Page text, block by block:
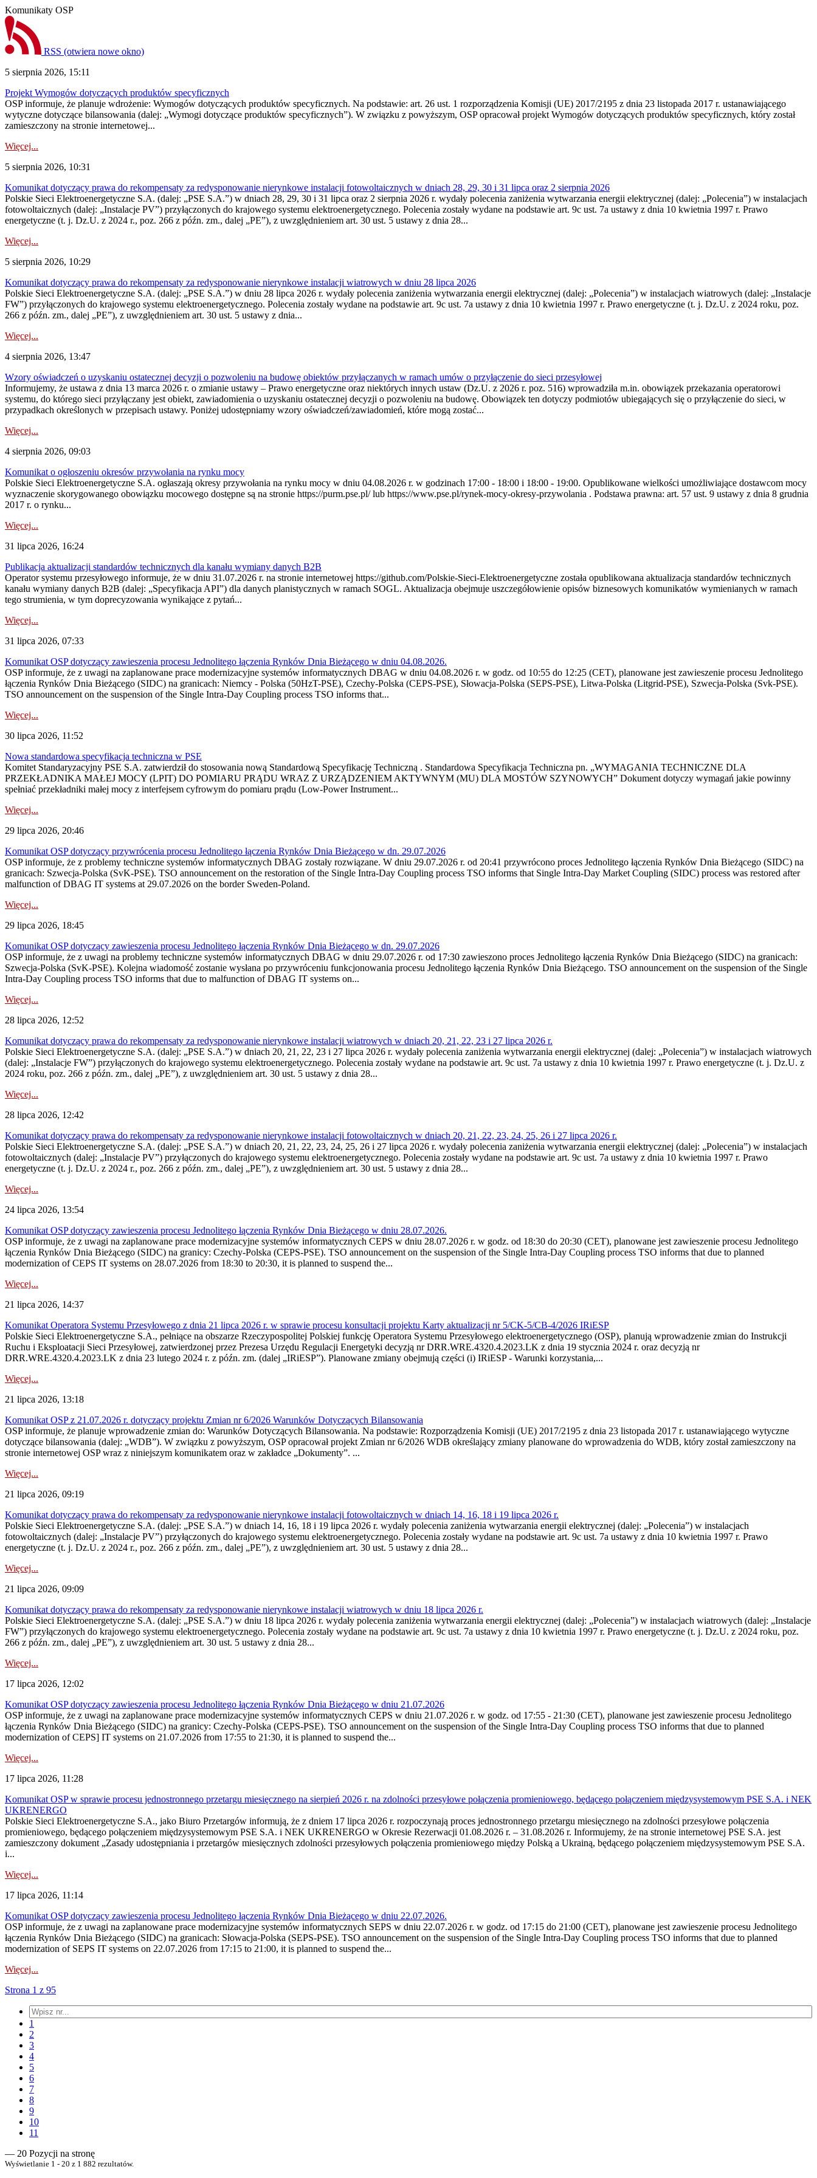
Komunikaty OSP
RSS (otwiera nowe okno)
5 sierpnia 2026, 15:11
Projekt Wymogów dotyczących produktów specyficznych
OSP informuje, że planuje wdrożenie: Wymogów dotyczących produktów specyficznych. Na podstawie: art. 26 ust. 1 rozporządzenia Komisji (UE) 2017/2195 z dnia 23‍ listopada 2017 r. ustanawiającego
wytyczne dotyczące bilansowania (dalej: „Wymogi dotyczące produktów specyficznych”). W związku z powyższym, OSP opracował projekt Wymogów dotyczących produktów specyficznych, który został
zamieszczony na stronie internetowej...
Więcej...
5 sierpnia 2026, 10:31
Komunikat dotyczący prawa do rekompensaty za redysponowanie nierynkowe instalacji fotowoltaicznych w dniach 28, 29, 30 i 31 lipca oraz 2 sierpnia 2026
Polskie Sieci Elektroenergetyczne S.A. (dalej: „PSE S.A.”) w dniach 28, 29, 30 i 31 lipca oraz 2 sierpnia 2026 r. wydały polecenia zaniżenia wytwarzania energii elektrycznej (dalej: „Polecenia”) w instalacjach
fotowoltaicznych (dalej: „Instalacje PV”) przyłączonych do krajowego systemu elektroenergetycznego. Polecenia zostały wydane na podstawie art. 9c ust. 7a ustawy z dnia 10 kwietnia 1997 r. Prawo
energetyczne (t. j. Dz.U. z 2024 r., poz. 266 z późn. zm., dalej „PE”), z uwzględnieniem art. 30 ust. 5 ustawy z dnia 28...
Więcej...
5 sierpnia 2026, 10:29
Komunikat dotyczący prawa do rekompensaty za redysponowanie nierynkowe instalacji wiatrowych w dniu 28 lipca 2026
Polskie Sieci Elektroenergetyczne S.A. (dalej: „PSE S.A.”) w dniu 28 lipca 2026 r. wydały polecenia zaniżenia wytwarzania energii elektrycznej (dalej: „Polecenia”) w instalacjach wiatrowych (dalej: „Instalacje
FW”) przyłączonych do krajowego systemu elektroenergetycznego. Polecenia zostały wydane na podstawie art. 9c ust. 7a ustawy z dnia 10 kwietnia 1997 r. Prawo energetyczne (t. j. Dz.U. z 2024 roku, poz.
266 z późn. zm., dalej „PE”), z uwzględnieniem art. 30 ust. 5 ustawy z dnia...
Więcej...
4 sierpnia 2026, 13:47
Wzory oświadczeń o uzyskaniu ostatecznej decyzji o pozwoleniu na budowę obiektów przyłączanych w ramach umów o przyłączenie do sieci przesyłowej
Informujemy, że ustawa z dnia 13 marca 2026 r. o zmianie ustawy – Prawo energetyczne oraz niektórych innych ustaw (Dz.U. z 2026 r. poz. 516) wprowadziła m.in. obowiązek przekazania operatorowi
systemu, do którego sieci przyłączany jest obiekt, zawiadomienia o uzyskaniu ostatecznej decyzji o pozwoleniu na budowę. Obowiązek ten dotyczy podmiotów ubiegających się o przyłączenie do sieci, w
przypadkach określonych w przepisach ustawy. Poniżej udostępniamy wzory oświadczeń/zawiadomień, które mogą zostać...
Więcej...
4 sierpnia 2026, 09:03
Komunikat o ogłoszeniu okresów przywołania na rynku mocy
Polskie Sieci Elektroenergetyczne S.A. ogłaszają okresy przywołania na rynku mocy w dniu 04.08.2026 r. w godzinach 17:00 - 18:00 i 18:00 - 19:00. Opublikowane wielkości umożliwiające dostawcom mocy
wyznaczenie skorygowanego obowiązku mocowego dostępne są na stronie https://purm.pse.pl/ lub https://www.pse.pl/rynek-mocy-okresy-przywolania . Podstawa prawna: art. 57 ust. 9 ustawy z dnia 8 grudnia
2017 r. o rynku...
Więcej...
31 lipca 2026, 16:24
Publikacja aktualizacji standardów technicznych dla kanału wymiany danych B2B
Operator systemu przesyłowego informuje, że w dniu 31.07.2026 r. na stronie internetowej https://github.com/Polskie-Sieci-Elektroenergetyczne została opublikowana aktualizacja standardów technicznych
kanału wymiany danych B2B (dalej: „Specyfikacja API”) dla danych planistycznych w ramach SOGL. Aktualizacja obejmuje uszczegółowienie opisów biznesowych komunikatów wymienianych w ramach
tego strumienia, w tym doprecyzowania wynikające z pytań...
Więcej...
31 lipca 2026, 07:33
Komunikat OSP dotyczący zawieszenia procesu Jednolitego łączenia Rynków Dnia Bieżącego w dniu 04.08.2026.
OSP informuje, że z uwagi na zaplanowane prace modernizacyjne systemów informatycznych DBAG w dniu 04.08.2026 r. w godz. od 10:55 do 12:25 (CET), planowane jest zawieszenie procesu Jednolitego
łączenia Rynków Dnia Bieżącego (SIDC) na granicach: Niemcy - Polska (50HzT-PSE), Czechy-Polska (CEPS-PSE), Słowacja-Polska (SEPS-PSE), Litwa-Polska (Litgrid-PSE), Szwecja-Polska (Svk-PSE).
TSO announcement on the suspension of the Single Intra-Day Coupling process TSO informs that...
Więcej...
30 lipca 2026, 11:52
Nowa standardowa specyfikacja techniczna w PSE
Komitet Standaryzacyjny PSE S.A. zatwierdził do stosowania nową Standardową Specyfikację Techniczną . Standardowa Specyfikacja Techniczna pn. „WYMAGANIA TECHNICZNE DLA
PRZEKŁADNIKA MAŁEJ MOCY (LPIT) DO POMIARU PRĄDU WRAZ Z URZĄDZENIEM AKTYWNYM (MU) DLA MOSTÓW SZYNOWYCH” Dokument dotyczy wymagań jakie powinny
spełniać przekładniki małej mocy z interfejsem cyfrowym do pomiaru prądu (Low-Power Instrument...
Więcej...
29 lipca 2026, 20:46
Komunikat OSP dotyczący przywrócenia procesu Jednolitego łączenia Rynków Dnia Bieżącego w dn. 29.07.2026
OSP informuje, że z problemy techniczne systemów informatycznych DBAG zostały rozwiązane. W dniu 29.07.2026 r. od 20:41 przywrócono proces Jednolitego łączenia Rynków Dnia Bieżącego (SIDC) na
granicach: Szwecja-Polska (SvK-PSE). TSO announcement on the restoration of the Single Intra-Day Coupling process TSO informs that Single Intra-Day Market Coupling (SIDC) process was restored after
malfunction of DBAG IT systems at 29.07.2026 on the border Sweden-Poland.
Więcej...
29 lipca 2026, 18:45
Komunikat OSP dotyczący zawieszenia procesu Jednolitego łączenia Rynków Dnia Bieżącego w dn. 29.07.2026
OSP informuje, że z uwagi na problemy techniczne systemów informatycznych DBAG w dniu 29.07.2026 r. od 17:30 zawieszono proces Jednolitego łączenia Rynków Dnia Bieżącego (SIDC) na granicach:
Szwecja-Polska (SvK-PSE). Kolejna wiadomość zostanie wysłana po przywróceniu funkcjonowania procesu Jednolitego łączenia Rynków Dnia Bieżącego. TSO announcement on the suspension of the Single
Intra-Day Coupling process TSO informs that due to malfunction of DBAG IT systems on...
Więcej...
28 lipca 2026, 12:52
Komunikat dotyczący prawa do rekompensaty za redysponowanie nierynkowe instalacji wiatrowych w dniach 20, 21, 22, 23 i 27 lipca 2026 r.
Polskie Sieci Elektroenergetyczne S.A. (dalej: „PSE S.A.”) w dniach 20, 21, 22, 23 i 27 lipca 2026 r. wydały polecenia zaniżenia wytwarzania energii elektrycznej (dalej: „Polecenia”) w instalacjach wiatrowych
(dalej: „Instalacje FW”) przyłączonych do krajowego systemu elektroenergetycznego. Polecenia zostały wydane na podstawie art. 9c ust. 7a ustawy z dnia 10 kwietnia 1997 r. Prawo energetyczne (t. j. Dz.U. z
2024 roku, poz. 266 z późn. zm., dalej „PE”), z uwzględnieniem art. 30 ust. 5 ustawy z dnia 28...
Więcej...
28 lipca 2026, 12:42
Komunikat dotyczący prawa do rekompensaty za redysponowanie nierynkowe instalacji fotowoltaicznych w dniach 20, 21, 22, 23, 24, 25, 26 i 27 lipca 2026 r.
Polskie Sieci Elektroenergetyczne S.A. (dalej: „PSE S.A.”) w dniach 20, 21, 22, 23, 24, 25, 26 i 27 lipca 2026 r. wydały polecenia zaniżenia wytwarzania energii elektrycznej (dalej: „Polecenia”) w instalacjach
fotowoltaicznych (dalej: „Instalacje PV”) przyłączonych do krajowego systemu elektroenergetycznego. Polecenia zostały wydane na podstawie art. 9c ust. 7a ustawy z dnia 10 kwietnia 1997 r. Prawo
energetyczne (t. j. Dz.U. z 2024 r., poz. 266 z późn. zm., dalej „PE”), z uwzględnieniem art. 30 ust. 5 ustawy z dnia 28...
Więcej...
24 lipca 2026, 13:54
Komunikat OSP dotyczący zawieszenia procesu Jednolitego łączenia Rynków Dnia Bieżącego w dniu 28.07.2026.
OSP informuje, że z uwagi na zaplanowane prace modernizacyjne systemów informatycznych CEPS w dniu 28.07.2026 r. w godz. od 18:30 do 20:30 (CET), planowane jest zawieszenie procesu Jednolitego
łączenia Rynków Dnia Bieżącego (SIDC) na granicy: Czechy-Polska (CEPS-PSE). TSO announcement on the suspension of the Single Intra-Day Coupling process TSO informs that due to planned
modernization of CEPS IT systems on 28.07.2026 from 18:30 to 20:30, it is planned to suspend the...
Więcej...
21 lipca 2026, 14:37
Komunikat Operatora Systemu Przesyłowego z dnia 21 lipca 2026 r. w sprawie procesu konsultacji projektu Karty aktualizacji nr 5/CK-5/CB-4/2026 IRiESP
Polskie Sieci Elektroenergetyczne S.A., pełniące na obszarze Rzeczypospolitej Polskiej funkcję Operatora Systemu Przesyłowego elektroenergetycznego (OSP), planują wprowadzenie zmian do Instrukcji
Ruchu i Eksploatacji Sieci Przesyłowej, zatwierdzonej przez Prezesa Urzędu Regulacji Energetyki decyzją nr DRR.WRE.4320.4.2023.LK z dnia 19 stycznia 2024 r. oraz decyzją nr
DRR.WRE.4320.4.2023.LK z dnia 23 lutego 2024 r. z późn. zm. (dalej „IRiESP”). Planowane zmiany obejmują części (i) IRiESP - Warunki korzystania,...
Więcej...
21 lipca 2026, 13:18
Komunikat OSP z 21.07.2026 r. dotyczący projektu Zmian nr 6/2026 Warunków Dotyczących Bilansowania
OSP informuje, że planuje wprowadzenie zmian do: Warunków Dotyczących Bilansowania. Na podstawie: Rozporządzenia Komisji (UE) 2017/2195 z dnia 23‍ listopada 2017 r. ustanawiającego wytyczne
dotyczące bilansowania (dalej: „WDB”). W związku z powyższym, OSP opracował projekt Zmian nr 6/2026 WDB określający zmiany planowane do wprowadzenia do WDB, który został zamieszczony na
stronie internetowej OSP wraz z niniejszym komunikatem oraz w zakładce „Dokumenty”. ...
Więcej...
21 lipca 2026, 09:19
Komunikat dotyczący prawa do rekompensaty za redysponowanie nierynkowe instalacji fotowoltaicznych w dniach 14, 16, 18 i 19 lipca 2026 r.
Polskie Sieci Elektroenergetyczne S.A. (dalej: „PSE S.A.”) w dniach 14, 16, 18 i 19 lipca 2026 r. wydały polecenia zaniżenia wytwarzania energii elektrycznej (dalej: „Polecenia”) w instalacjach
fotowoltaicznych (dalej: „Instalacje PV”) przyłączonych do krajowego systemu elektroenergetycznego. Polecenia zostały wydane na podstawie art. 9c ust. 7a ustawy z dnia 10 kwietnia 1997 r. Prawo
energetyczne (t. j. Dz.U. z 2024 r., poz. 266 z późn. zm., dalej „PE”), z uwzględnieniem art. 30 ust. 5 ustawy z dnia 28...
Więcej...
21 lipca 2026, 09:09
Komunikat dotyczący prawa do rekompensaty za redysponowanie nierynkowe instalacji wiatrowych w dniu 18 lipca 2026 r.
Polskie Sieci Elektroenergetyczne S.A. (dalej: „PSE S.A.”) w dniu 18 lipca 2026 r. wydały polecenia zaniżenia wytwarzania energii elektrycznej (dalej: „Polecenia”) w instalacjach wiatrowych (dalej: „Instalacje
FW”) przyłączonych do krajowego systemu elektroenergetycznego. Polecenia zostały wydane na podstawie art. 9c ust. 7a ustawy z dnia 10 kwietnia 1997 r. Prawo energetyczne (t. j. Dz.U. z 2024 roku, poz.
266 z późn. zm., dalej „PE”), z uwzględnieniem art. 30 ust. 5 ustawy z dnia 28...
Więcej...
17 lipca 2026, 12:02
Komunikat OSP dotyczący zawieszenia procesu Jednolitego łączenia Rynków Dnia Bieżącego w dniu 21.07.2026
OSP informuje, że z uwagi na zaplanowane prace modernizacyjne systemów informatycznych CEPS w dniu 21.07.2026 r. w godz. od 17:55 - 21:30 (CET), planowane jest zawieszenie procesu Jednolitego
łączenia Rynków Dnia Bieżącego (SIDC) na granicy: Czechy-Polska (CEPS-PSE). TSO announcement on the suspension of the Single Intra-Day Coupling process TSO informs that due to planned
modernization of CEPS] IT systems on 21.07.2026 from 17:55 to 21:30, it is planned to suspend the...
Więcej...
17 lipca 2026, 11:28
Komunikat OSP w sprawie procesu jednostronnego przetargu miesięcznego na sierpień 2026 r. na zdolności przesyłowe połączenia promieniowego, będącego połączeniem międzysystemowym PSE S.A. i NEK
UKRENERGO
Polskie Sieci Elektroenergetyczne S.A., jako Biuro Przetargów informują, że z dniem 17 lipca 2026 r. rozpoczynają proces jednostronnego przetargu miesięcznego na zdolności przesyłowe połączenia
promieniowego, będącego połączeniem międzysystemowym PSE S.A. i NEK UKRENERGO w Okresie Rezerwacji 01.08.2026 r. – 31.08.2026 r. Informujemy, że na stronie internetowej PSE S.A. jest
zamieszczony dokument „Zasady udostępniania i przetargów miesięcznych zdolności przesyłowych połączenia promieniowego między Polską a Ukrainą, będącego połączeniem międzysystemowym PSE S.A.
i...
Więcej...
17 lipca 2026, 11:14
Komunikat OSP dotyczący zawieszenia procesu Jednolitego łączenia Rynków Dnia Bieżącego w dniu 22.07.2026.
OSP informuje, że z uwagi na zaplanowane prace modernizacyjne systemów informatycznych SEPS w dniu 22.07.2026 r. w godz. od 17:15 do 21:00 (CET), planowane jest zawieszenie procesu Jednolitego
łączenia Rynków Dnia Bieżącego (SIDC) na granicach: Słowacja-Polska (SEPS-PSE). TSO announcement on the suspension of the Single Intra-Day Coupling process TSO informs that due to planned
modernization of SEPS IT systems on 22.07.2026 from 17:15 to 21:00, it is planned to suspend the...
Więcej...
Strona 1 z 95
1
2
3
4
5
6
7
8
9
10
11
— 20 Pozycji na stronę
Wyświetlanie 1 - 20 z 1 882 rezultatów.